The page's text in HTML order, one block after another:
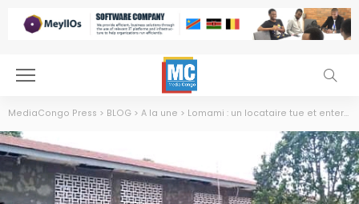
MediaCongo Press > BLOG > A la une > Lomami : un locataire tue et enterre sa bailleresse afin d’occuper illégalement sa parcelle à Mwene-Ditu